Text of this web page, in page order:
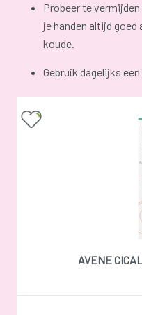
Probeer te
je handen altijd
koude.
Gebruik dagelijks
AVENE